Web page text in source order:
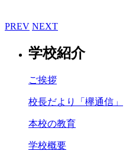
PREV NEXT
学校紹介
ご挨拶
校長だより「欅通信」
本校の教育
学校概要